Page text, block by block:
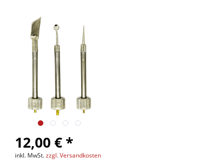
12,00 € *
inkl. MwSt.zzgl. Versandkosten